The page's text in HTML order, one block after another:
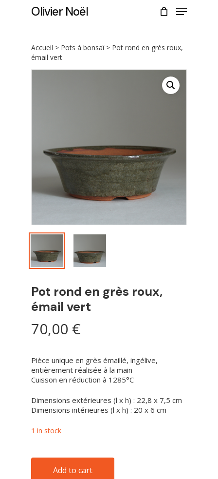
Olivier Noël Menu
Accueil > Pots à bonsaï> Pot rond en grès roux,
émail vert
Pot rond en grès roux,
émail vert
70,00 €
Pièce unique en grès émaillé, ingélive,
entièrement réalisée à la main
Cuisson en réduction à 1285°C
Dimensions extérieures (l x h) : 22,8 x 7,5 cm
Dimensions intérieures (l x h) : 20 x 6 cm
1 in stock
Add to cart